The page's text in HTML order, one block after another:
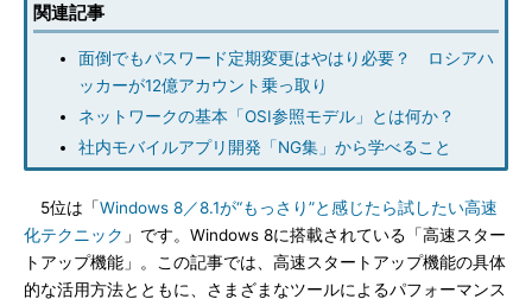
関連記事
面倒でもパスワード定期変更はやはり必要？ ロシアハ
ッカーが12億アカウント乗っ取り
ネットワークの基本「OSI参照モデル」とは何か？
社内モバイルアプリ開発「NG集」から学べること
5位は「Windows 8／8.1が“もっさり”と感じたら試したい高速
化テクニック 」です。Windows 8に搭載されている「高速スター
トアップ機能」。この記事では、高速スタートアップ機能の具体
的な活用方法とともに、さまざまなツールによるパフォーマンス